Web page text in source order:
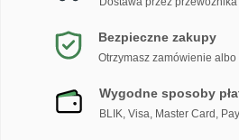
Bezpieczne zakupy
Otrzymasz zamówienie
Wygodne sposoby
BLIK, Visa, Master Card,